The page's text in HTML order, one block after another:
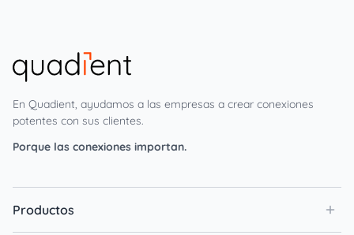
En Quadient, ayudamos a las empresas a crear conexiones
potentes con sus clientes.
Porque las conexiones importan.
Productos